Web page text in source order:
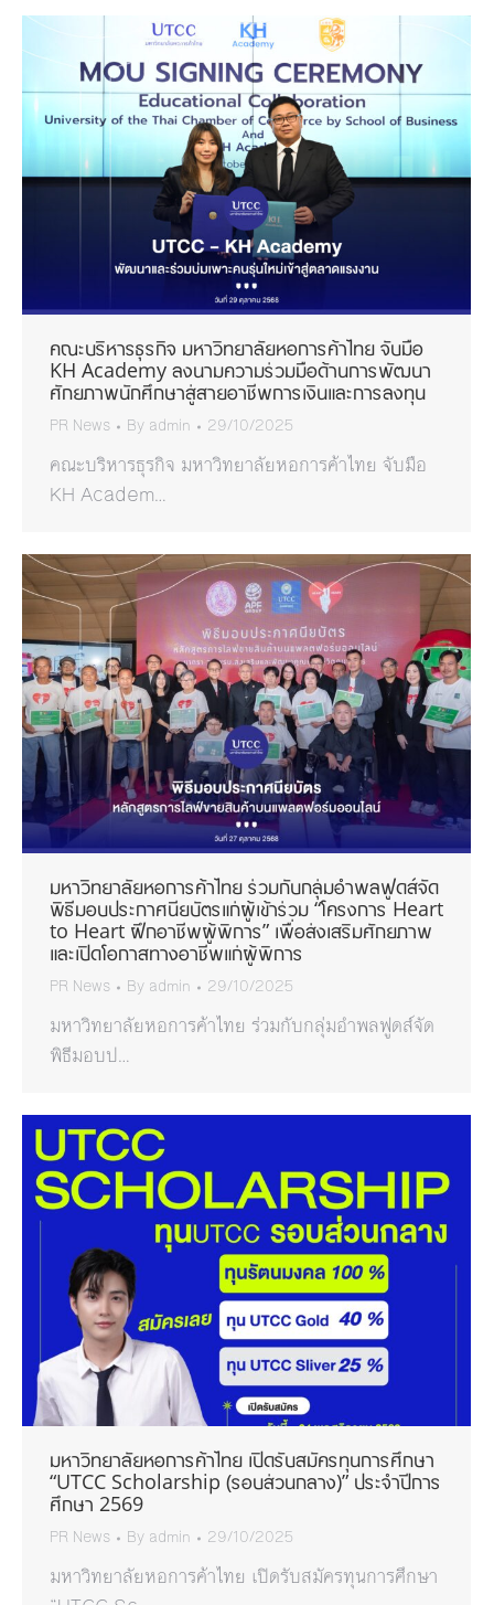
คณะบริหารธุรกิจ มหาวิทยาลัยหอการค้าไทย จับมือ
KH Academy ลงนามความร่วมมือด้านการพัฒนา
ศักยภาพนักศึกษาสู่สายอาชีพการเงินและการลงทุน
PR News By admin 29/10/2025
คณะบริหารธุรกิจ มหาวิทยาลัยหอการค้าไทย จับมือ
KH Academ…
มหาวิทยาลัยหอการค้าไทย ร่วมกับกลุ่มอำพลฟูดส์จัด
พิธีมอบประกาศนียบัตรแก่ผู้เข้าร่วม “โครงการ Heart
to Heart ฝึกอาชีพผู้พิการ” เพื่อส่งเสริมศักยภาพ
และเปิดโอกาสทางอาชีพแก่ผู้พิการ
PR News By admin 29/10/2025
มหาวิทยาลัยหอการค้าไทย ร่วมกับกลุ่มอำพลฟูดส์จัด
พิธีมอบป…
มหาวิทยาลัยหอการค้าไทย เปิดรับสมัครทุนการศึกษา
“UTCC Scholarship (รอบส่วนกลาง)” ประจำปีการ
ศึกษา 2569
PR News By admin 29/10/2025
มหาวิทยาลัยหอการค้าไทย เปิดรับสมัครทุนการศึกษา